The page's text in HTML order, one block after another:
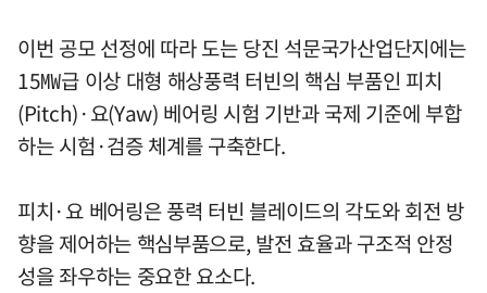
이번 공모 선정에 따라 도는 당진 석문국가산업단지에는
15㎿급 이상 대형 해상풍력 터빈의 핵심 부품인 피치
(Pitch)·요(Yaw) 베어링 시험 기반과 국제 기준에 부합
하는 시험·검증 체계를 구축한다.
피치·요 베어링은 풍력 터빈 블레이드의 각도와 회전 방
향을 제어하는 핵심부품으로, 발전 효율과 구조적 안정
성을 좌우하는 중요한 요소다.